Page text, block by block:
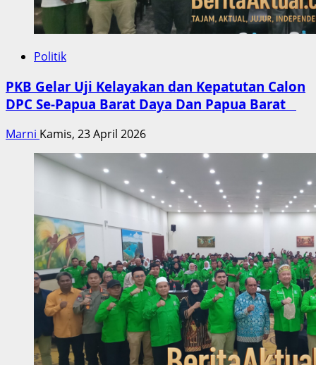
Politik
PKB Gelar Uji Kelayakan dan Kepatutan Calon
DPC Se-Papua Barat Daya Dan Papua Barat
Marni Kamis, 23 April 2026